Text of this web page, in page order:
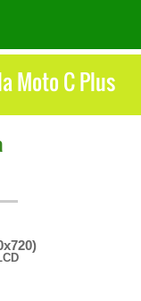
Moto C Plus